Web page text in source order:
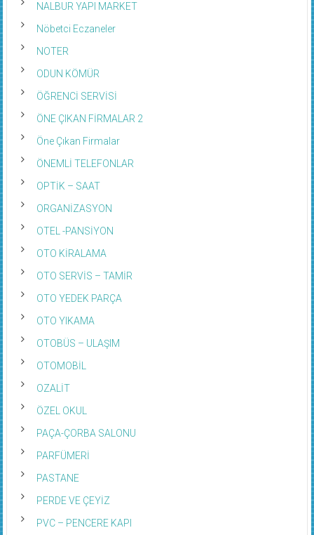
NALBUR YAPI MARKET
Nöbetci Eczaneler
NOTER
ODUN KÖMÜR
ÖĞRENCİ SERVİSİ
ÖNE ÇIKAN FİRMALAR 2
Öne Çıkan Firmalar
ÖNEMLİ TELEFONLAR
OPTİK – SAAT
ORGANİZASYON
OTEL -PANSİYON
OTO KİRALAMA
OTO SERVİS – TAMİR
OTO YEDEK PARÇA
OTO YIKAMA
OTOBÜS – ULAŞIM
OTOMOBİL
OZALİT
ÖZEL OKUL
PAÇA-ÇORBA SALONU
PARFÜMERİ
PASTANE
PERDE VE ÇEYİZ
PVC – PENCERE KAPI